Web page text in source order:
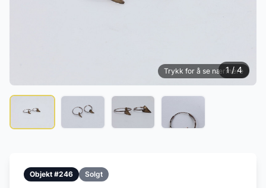
Trykk for å se nærmere
1 / 4
Objekt #246 Solgt